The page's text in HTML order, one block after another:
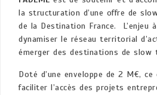
la structuration d’une offre de
de la Destination France. L’enjeu
dynamiser le réseau territorial
émerger des destinations de slow
Doté d’une enveloppe de 2 M€,
faciliter l’accès des projets